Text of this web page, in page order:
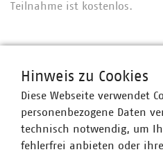
Teilnahme ist kostenlos.
Ansprechpartner
Hinweis zu Cookies
Diese Webseite verwendet
personenbezogene Daten
technisch notwendig, um
fehlerfrei anbieten oder